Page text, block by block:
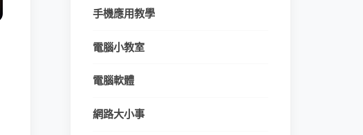
手機應用教學
電腦小教室
電腦軟體
網路大小事